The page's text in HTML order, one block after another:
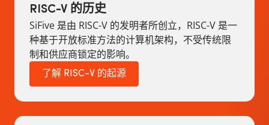
RISC-V 的历史
SiFive 是由 RISC-V 的发明者所创立，RISC-V 是一
种基于开放标准方法的计算机架构，不受传统限
制和供应商锁定的影响。
了解 RISC-V 的起源